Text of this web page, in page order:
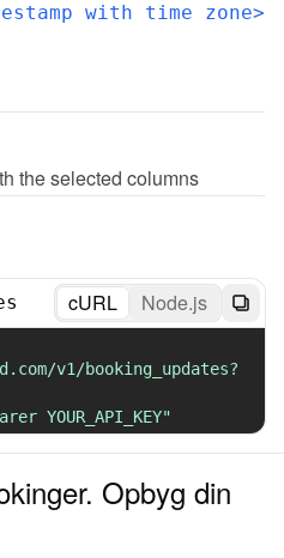
with time zone>
the selected columns
cURL Node.js
v1/booking_updates?
YOUR_API_KEY"
Opbyg din